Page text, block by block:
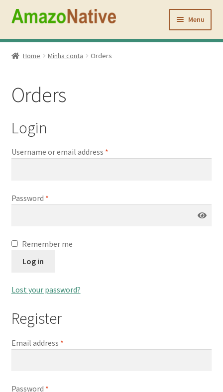
para
para
conteúdo
Menu
Inicio
Atacado
Quem Somos
Contato
Home Minha conta Orders
Orders
Login
Username or email address *Required
Password *Required
Remember me
Log in
Lost your password?
Register
Email address *Required
Password *Required